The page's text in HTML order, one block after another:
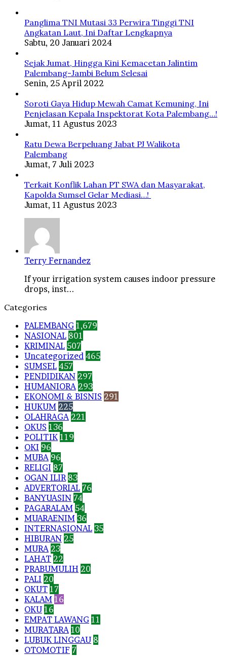
Panglima TNI Mutasi 33 Perwira Tinggi TNI
Angkatan Laut, Ini Daftar Lengkapnya
Sabtu, 20 Januari 2024
Sejak Jumat, Hingga Kini Kemacetan Jalintim
Palembang-Jambi Belum Selesai
Senin, 25 April 2022
Soroti Gaya Hidup Mewah Camat Kemuning, Ini
Penjelasan Kepala Inspektorat Kota Palembang…!
Jumat, 11 Agustus 2023
Ratu Dewa Berpeluang Jabat PJ Walikota
Palembang
Jumat, 7 Juli 2023
Terkait Konflik Lahan PT SWA dan Masyarakat,
Kapolda Sumsel Gelar Mediasi…!
Jumat, 11 Agustus 2023
Terry Fernandez
If your irrigation system causes indoor pressure
drops, inst...
Categories
PALEMBANG 1,679
NASIONAL 801
KRIMINAL 507
Uncategorized 465
SUMSEL 457
PENDIDIKAN 297
HUMANIORA 293
EKONOMI & BISNIS 291
HUKUM 225
OLAHRAGA 221
OKUS 136
POLITIK 119
OKI 96
MUBA 96
RELIGI 87
OGAN ILIR 83
ADVERTORIAL 76
BANYUASIN 74
PAGARALAM 54
MUARAENIM 36
INTERNASIONAL 35
HIBURAN 25
MURA 23
LAHAT 22
PRABUMULIH 20
PALI 20
OKUT 17
KALAM 16
OKU 16
EMPAT LAWANG 11
MURATARA 10
LUBUK LINGGAU 8
OTOMOTIF 7